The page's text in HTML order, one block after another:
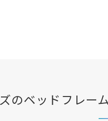
のベッドフレー